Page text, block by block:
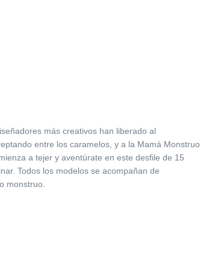
más creativos han liberado al
entre los caramelos, y a la Mamá Monstruo
a tejer y aventúrate en este desfile de 15
Todos los modelos se acompañan de
monstruo.